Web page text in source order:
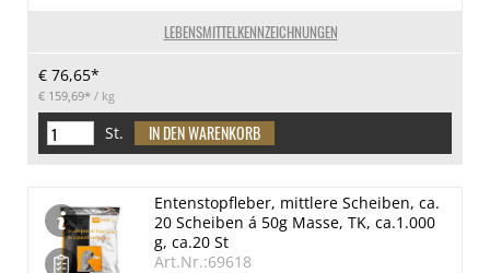
LEBENSMITTELKENNZEICHNUNGEN
€ 76,65*
€ 159,69* / kg
St.
Entenstopfleber, mittlere Scheiben, ca.
20 Scheiben á 50g Masse, TK, ca.1.000
g, ca.20 St
Art.Nr.:69618